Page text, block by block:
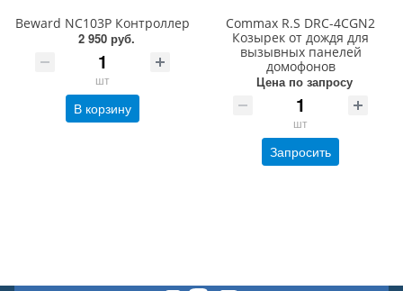
Beward NC103P Контроллер
2 950 руб.
шт
В корзину
Commax R.S DRC-4CGN2
Козырек от дождя для
вызывных панелей
домофонов
Цена по запросу
шт
Запросить